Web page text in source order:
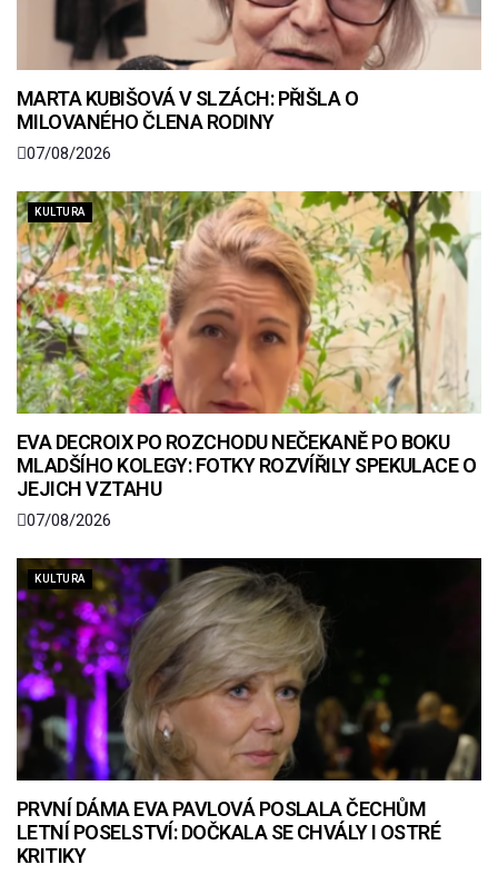
MARTA KUBIŠOVÁ V SLZÁCH: PŘIŠLA O
MILOVANÉHO ČLENA RODINY
07/08/2026
KULTURA
EVA DECROIX PO ROZCHODU NEČEKANĚ PO BOKU
MLADŠÍHO KOLEGY: FOTKY ROZVÍŘILY SPEKULACE O
JEJICH VZTAHU
07/08/2026
KULTURA
PRVNÍ DÁMA EVA PAVLOVÁ POSLALA ČECHŮM
LETNÍ POSELSTVÍ: DOČKALA SE CHVÁLY I OSTRÉ
KRITIKY